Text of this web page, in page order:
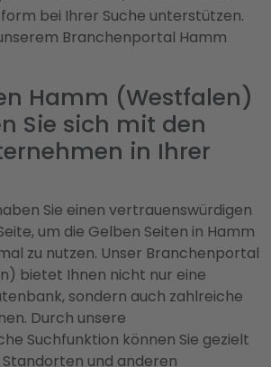
bei Ihrer Suche unterstützen.
Branchenportal Hamm
Hamm (Westfalen)
Sie sich mit den
in Ihrer
Sie einen vertrauenswürdigen
um die Gelben Seiten in Hamm
zu nutzen. Unser Branchenportal
bietet Ihnen nicht nur eine
sondern auch zahlreiche
Durch unsere
Suchfunktion können Sie gezielt
und anderen